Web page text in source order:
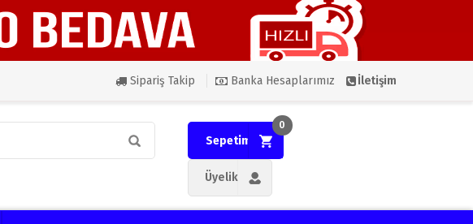
Sipariş Takip Banka Hesaplarımız İletişim
Sepetim
0
Üyelik